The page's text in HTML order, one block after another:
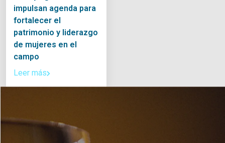
impulsan agenda para
fortalecer el
patrimonio y liderazgo
de mujeres en el
campo
Leer más